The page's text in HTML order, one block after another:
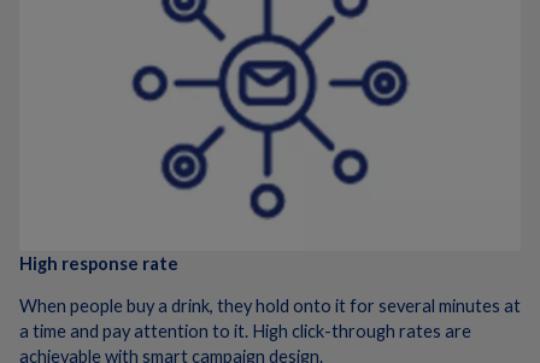
High response rate
When people buy a drink, they hold onto it for several minutes at
a time and pay attention to it. High click-through rates are
achievable with smart campaign design.